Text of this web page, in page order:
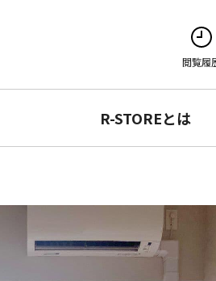
閲覧履
R-STOREとは